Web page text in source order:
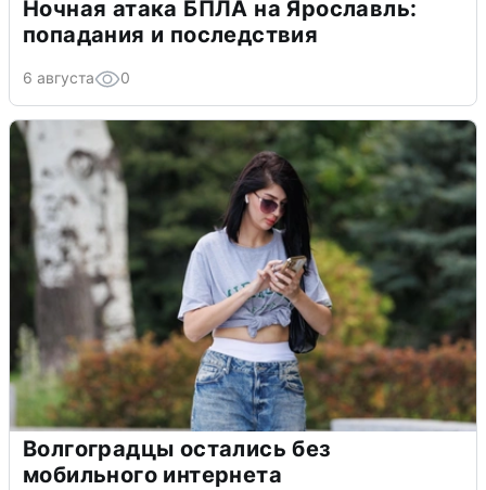
Ночная атака БПЛА на Ярославль:
попадания и последствия
6 августа 0
Волгоградцы остались без
мобильного интернета